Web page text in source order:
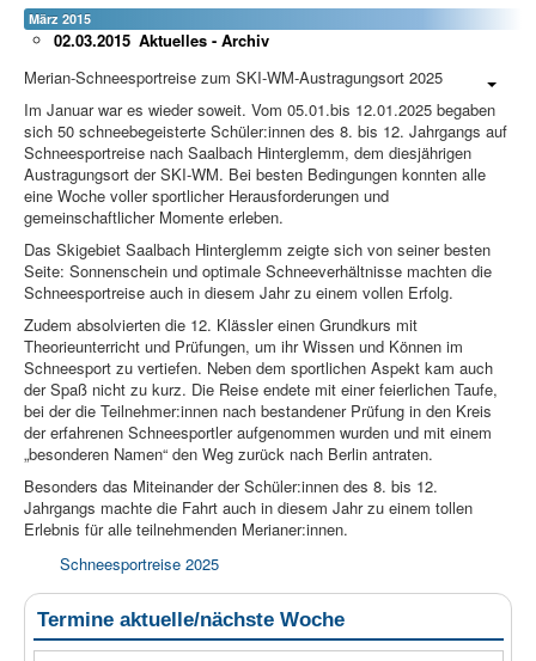
März 2015
Aktuelles - Archiv
02.03.2015
Merian-Schneesportreise zum SKI-WM-Austragungsort 2025
Im Januar war es wieder soweit. Vom 05.01.bis 12.01.2025 begaben
sich 50 schneebegeisterte Schüler:innen des 8. bis 12. Jahrgangs auf
Schneesportreise nach Saalbach Hinterglemm, dem diesjährigen
Austragungsort der SKI-WM. Bei besten Bedingungen konnten alle
eine Woche voller sportlicher Herausforderungen und
gemeinschaftlicher Momente erleben.
Das Skigebiet Saalbach Hinterglemm zeigte sich von seiner besten
Seite: Sonnenschein und optimale Schneeverhältnisse machten die
Schneesportreise auch in diesem Jahr zu einem vollen Erfolg.
Zudem absolvierten die 12. Klässler einen Grundkurs mit
Theorieunterricht und Prüfungen, um ihr Wissen und Können im
Schneesport zu vertiefen. Neben dem sportlichen Aspekt kam auch
der Spaß nicht zu kurz. Die Reise endete mit einer feierlichen Taufe,
bei der die Teilnehmer:innen nach bestandener Prüfung in den Kreis
der erfahrenen Schneesportler aufgenommen wurden und mit einem
„besonderen Namen“ den Weg zurück nach Berlin antraten.
Besonders das Miteinander der Schüler:innen des 8. bis 12.
Jahrgangs machte die Fahrt auch in diesem Jahr zu einem tollen
Erlebnis für alle teilnehmenden Merianer:innen.
Schneesportreise 2025
Termine aktuelle/nächste Woche